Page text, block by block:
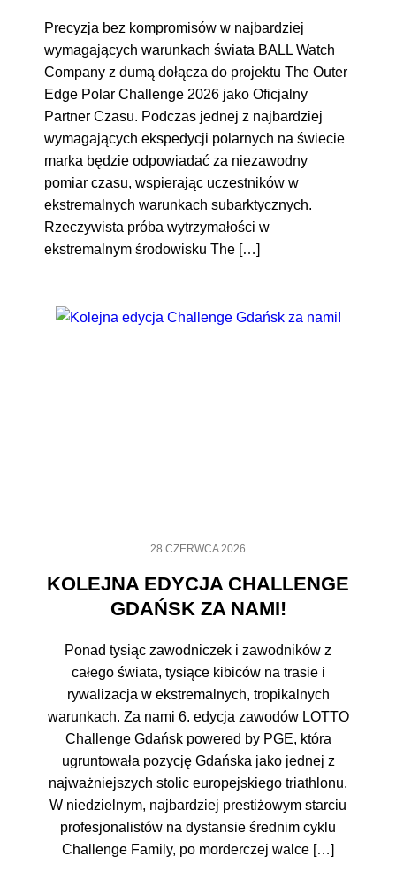
Precyzja bez kompromisów w najbardziej
wymagających warunkach świata BALL Watch
Company z dumą dołącza do projektu The Outer
Edge Polar Challenge 2026 jako Oficjalny
Partner Czasu. Podczas jednej z najbardziej
wymagających ekspedycji polarnych na świecie
marka będzie odpowiadać za niezawodny
pomiar czasu, wspierając uczestników w
ekstremalnych warunkach subarktycznych.
Rzeczywista próba wytrzymałości w
ekstremalnym środowisku The […]
28 CZERWCA 2026
KOLEJNA EDYCJA CHALLENGE
GDAŃSK ZA NAMI!
Ponad tysiąc zawodniczek i zawodników z
całego świata, tysiące kibiców na trasie i
rywalizacja w ekstremalnych, tropikalnych
warunkach. Za nami 6. edycja zawodów LOTTO
Challenge Gdańsk powered by PGE, która
ugruntowała pozycję Gdańska jako jednej z
najważniejszych stolic europejskiego triathlonu.
W niedzielnym, najbardziej prestiżowym starciu
profesjonalistów na dystansie średnim cyklu
Challenge Family, po morderczej walce […]